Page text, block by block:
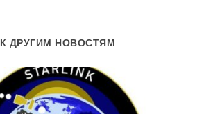
К ДРУГИМ НОВОСТЯМ